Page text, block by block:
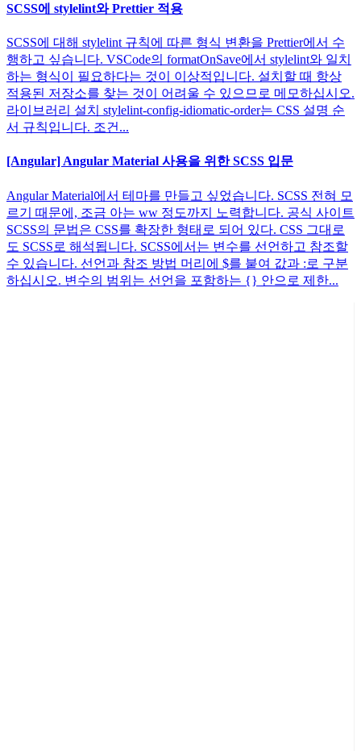
SCSS에 stylelint와 Prettier 적용
SCSS에 대해 stylelint 규칙에 따른 형식 변환을 Prettier에서 수
행하고 싶습니다. VSCode의 formatOnSave에서 stylelint와 일치
하는 형식이 필요하다는 것이 이상적입니다. 설치할 때 항상
적용된 저장소를 찾는 것이 어려울 수 있으므로 메모하십시오.
라이브러리 설치 stylelint-config-idiomatic-order는 CSS 설명 순
서 규칙입니다. 조건...
[Angular] Angular Material 사용을 위한 SCSS 입문
Angular Material에서 테마를 만들고 싶었습니다. SCSS 전혀 모
르기 때문에, 조금 아는 ww 정도까지 노력합니다. 공식 사이트
SCSS의 문법은 CSS를 확장한 형태로 되어 있다. CSS 그대로
도 SCSS로 해석됩니다. SCSS에서는 변수를 선언하고 참조할
수 있습니다. 선언과 참조 방법 머리에 $를 붙여 값과 :로 구분
하십시오. 변수의 범위는 선언을 포함하는 {} 안으로 제한...